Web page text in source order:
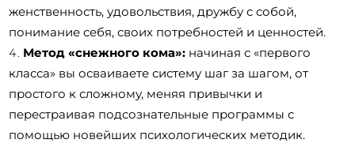
женственность, удовольствия, дружбу с собой,
понимание себя, своих потребностей и ценностей.
Метод «снежного кома»: начиная с «первого
класса» вы осваиваете систему шаг за шагом, от
простого к сложному, меняя привычки и
перестраивая подсознательные программы с
помощью новейших психологических методик.